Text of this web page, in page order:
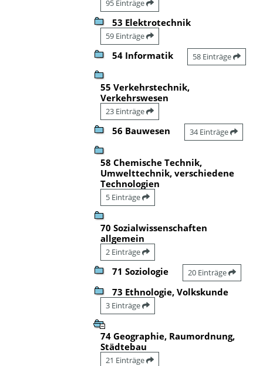
95 Einträge
53 Elektrotechnik
59 Einträge
54 Informatik 58 Einträge
55 Verkehrstechnik,
Verkehrswesen
23 Einträge
56 Bauwesen 34 Einträge
58 Chemische Technik,
Umwelttechnik, verschiedene
Technologien
5 Einträge
70 Sozialwissenschaften
allgemein
2 Einträge
71 Soziologie 20 Einträge
73 Ethnologie, Volkskunde
3 Einträge
74 Geographie, Raumordnung,
Städtebau
21 Einträge